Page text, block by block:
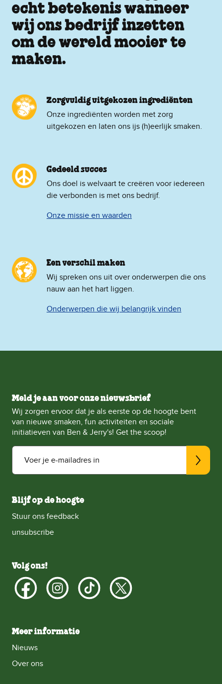
echt betekenis wanneer
wij ons bedrijf inzetten
om de wereld mooier te
maken.
Zorgvuldig uitgekozen ingrediënten
Onze ingrediënten worden met zorg
uitgekozen en laten ons ijs (h)eerlijk smaken.
Gedeeld succes
Ons doel is welvaart te creëren voor iedereen
die verbonden is met ons bedrijf.
Onze missie en waarden
Een verschil maken
Wij spreken ons uit over onderwerpen die ons
nauw aan het hart liggen.
Onderwerpen die wij belangrijk vinden
Meld je aan voor onze nieuwsbrief
Wij zorgen ervoor dat je als eerste op de hoogte bent
van nieuwe smaken, fun activiteiten en sociale
initiatieven van Ben & Jerry's! Get the scoop!
Voer je e-mailadres in
Blijf op de hoogte
Stuur ons feedback
unsubscribe
Volg ons!
Meer informatie
Nieuws
Over ons